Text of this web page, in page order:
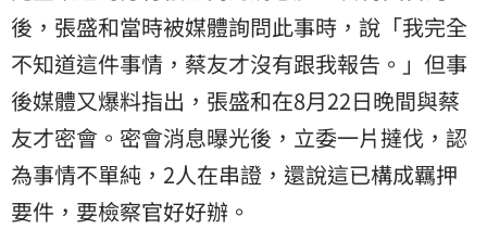
後，張盛和當時被媒體詢問此事時，說「我完全
不知道這件事情，蔡友才沒有跟我報告。」但事
後媒體又爆料指出，張盛和在8月22日晚間與蔡
友才密會。密會消息曝光後，立委一片撻伐，認
為事情不單純，2人在串證，還說這已構成羈押
要件，要檢察官好好辦。